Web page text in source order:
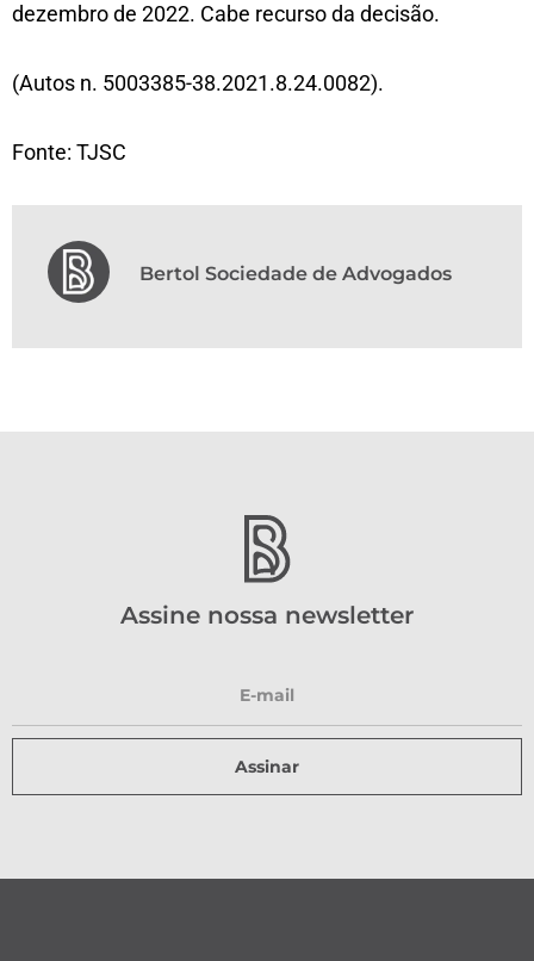
dezembro de 2022. Cabe recurso da decisão.
(Autos n. 5003385-38.2021.8.24.0082).
Fonte: TJSC
Bertol Sociedade de Advogados
Assine nossa newsletter
Assinar